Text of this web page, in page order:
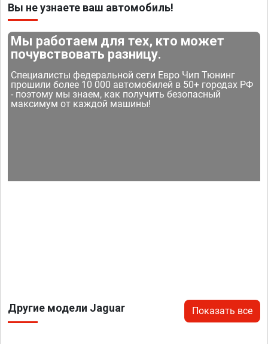
Вы не узнаете ваш автомобиль!
Мы работаем для тех, кто может
почувствовать разницу.
Специалисты федеральной сети Евро Чип Тюнинг
прошили более 10 000 автомобилей в 50+ городах РФ
- поэтому мы знаем, как получить безопасный
максимум от каждой машины!
Другие модели Jaguar Показать все